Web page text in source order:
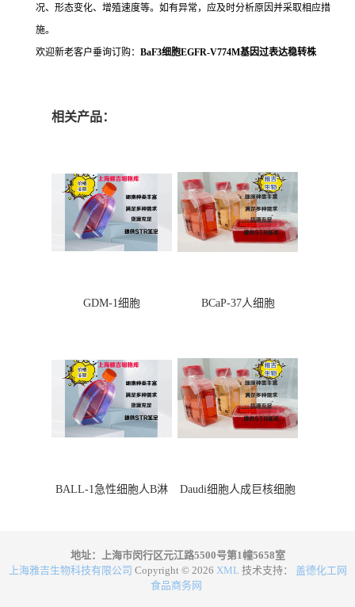
况、形态变化、增殖速度等。如有异常，应及时分析原因并采取相应措
施。
欢迎新老客户垂询订购： BaF3细胞EGFR-V774M基因过表达稳转株
相关产品：
GDM-1细胞 BCaP-37人细胞
BALL-1急性细胞人B淋
Daudi细胞人成巨核细胞
地址：上海市闵行区元江路5500号第1幢5658室
上海雅吉生物科技有限公司 Copyright © 2026 XML 技术支持： 盖德化工网
食品商务网